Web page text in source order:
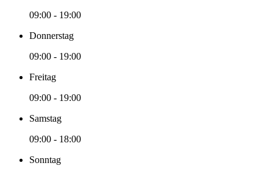
09:00 - 19:00
Donnerstag
09:00 - 19:00
Freitag
09:00 - 19:00
Samstag
09:00 - 18:00
Sonntag